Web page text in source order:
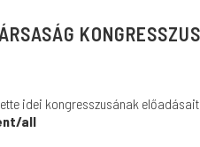
idei kongresszusának
all